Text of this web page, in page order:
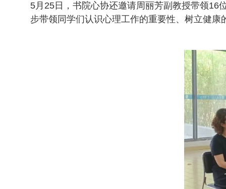
5月25日，书院心协还邀请周丽芳副教授带领16
步带领同学们认识心理工作的重要性、树立健康